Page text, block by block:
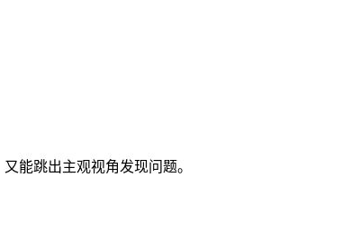
能跳出主观视角发现问题。